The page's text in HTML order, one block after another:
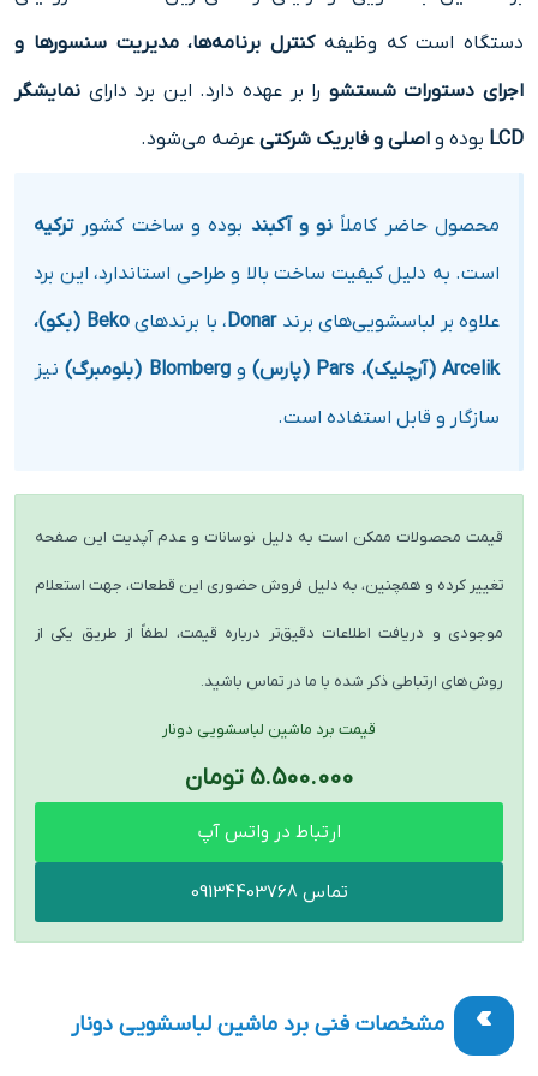
دستگاه است که وظیفهکنترل برنامه‌ها، مدیریت سنسورها و
اجرای دستورات شستشو را بر عهده دارد. این برد دارای نمایشگر
LCD بوده و اصلی و فابریک شرکتی عرضه می‌شود.
محصول حاضر کاملاً نو و آکبند بوده و ساخت کشور ترکیه
است. به دلیل کیفیت ساخت بالا و طراحی استاندارد، این برد
علاوه بر لباسشویی‌های برندDonar، با برندهای
Beko (بکو)،
Arcelik (آرچلیک)، Pars (پارس)
وBlomberg (بلومبرگ)
نیز
سازگار و قابل استفاده است.
قیمت محصولات ممکن است به دلیل نوسانات و عدم آپدیت این صفحه
تغییر کرده و همچنین، به دلیل فروش حضوری این قطعات، جهت استعلام
موجودی و دریافت اطلاعات دقیق‌تر درباره قیمت، لطفاً از طریق یکی از
روش‌های ارتباطی ذکر شده با ما در تماس باشید.
قیمت برد ماشین لباسشویی دونار
5.500.000 تومان
ارتباط در واتس آپ
تماس 09134403768
مشخصات فنی برد ماشین لباسشویی دونار